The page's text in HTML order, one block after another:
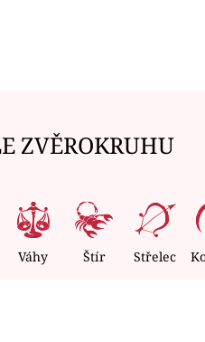
ZVĚROKRUHU
Váhy Štír Střelec